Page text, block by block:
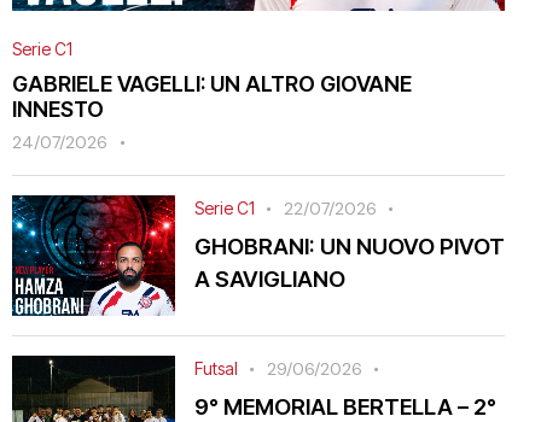
Serie C1
GABRIELE VAGELLI: UN ALTRO GIOVANE
INNESTO
24/07/2026
Serie C1 22/07/2026
GHOBRANI: UN NUOVO PIVOT
A SAVIGLIANO
Futsal 29/06/2026
9° MEMORIAL BERTELLA – 2°